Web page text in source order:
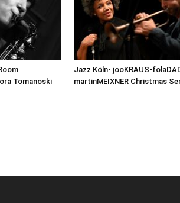
Tomanoski
Jazz Köln- jooKRAUS-
martinMEIXNER Christmas